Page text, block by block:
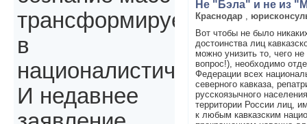
Не "Бэла" и не из
Краснодар
Вот чтобы не было
достоинства лиц
можно унизить то, чего
вопрос!), необходимо
Федерации всех
северного кавказа,
русскоязычного
территории России лиц,
к любым кавказским
трансформируется
в
националистическое.
И недавнее